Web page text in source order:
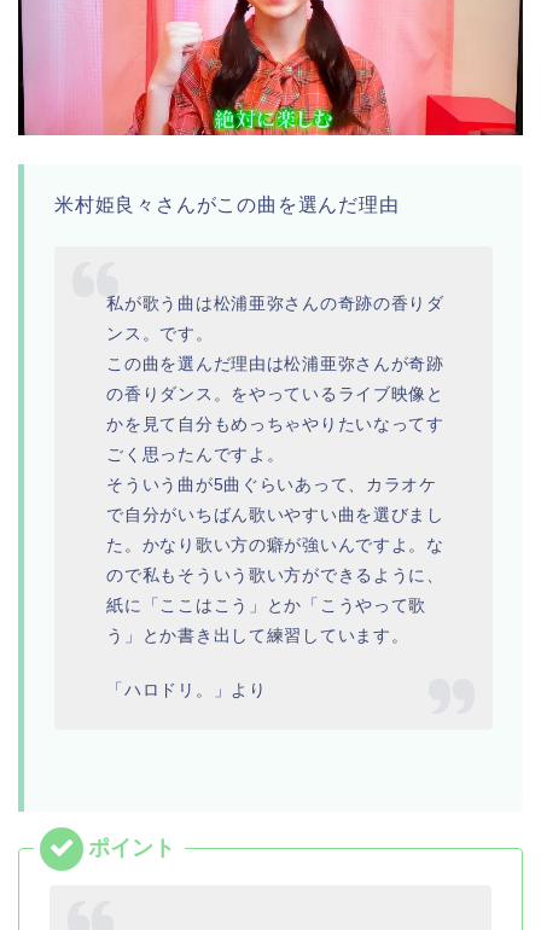
米村姫良々さんがこの曲を選んだ理由
私が歌う曲は松浦亜弥さんの奇跡の香りダ
ンス。です。
この曲を選んだ理由は松浦亜弥さんが奇跡
の香りダンス。をやっているライブ映像と
かを見て自分もめっちゃやりたいなってす
ごく思ったんですよ。
そういう曲が5曲ぐらいあって、カラオケ
で自分がいちばん歌いやすい曲を選びまし
た。 かなり歌い方の癖が強いんですよ。な
ので私もそういう歌い方ができるように、
紙に「ここはこう」とか「こうやって歌
う」とか書き出して練習しています。
「ハロドリ。」より